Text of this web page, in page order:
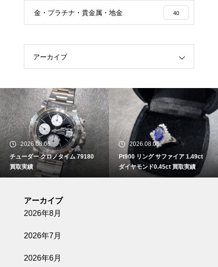
金・プラチナ・貴金属・地金 40
アーカイブ
2026.08.06
チューダー クロノタイム 79180
買取実績
2026.08.05
Pt900 リング サファイア 1.49ct
ダイヤモンド0.45ct 買取実績
アーカイブ
2026年8月
2026年7月
2026年6月